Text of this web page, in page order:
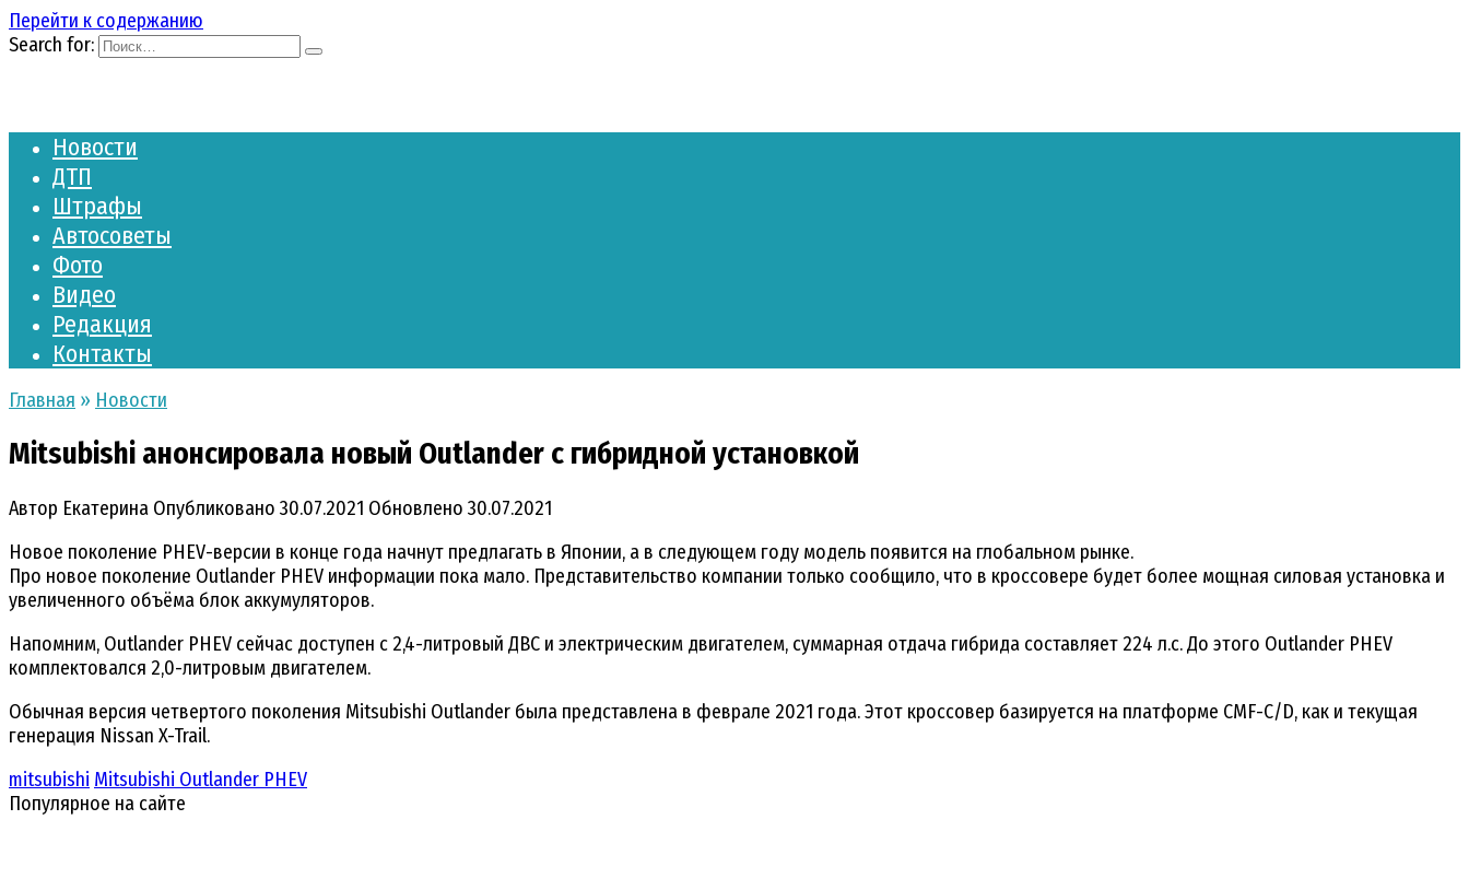
Перейти к содержанию
Search for:
Новости
ДТП
Штрафы
Автосоветы
Фото
Видео
Редакция
Контакты
Главная » Новости
Mitsubishi анонсировала новый Outlander с гибридной установкой
Автор Екатерина Опубликовано 30.07.2021 Обновлено 30.07.2021
Новое поколение PHEV-версии в конце года начнут предлагать в Японии, а в следующем году модель появится на глобальном рынке.
Про новое поколение Outlander PHEV информации пока мало. Представительство компании только сообщило, что в кроссовере будет более мощная силовая установка и
увеличенного объёма блок аккумуляторов.
Напомним, Outlander PHEV сейчас доступен с 2,4-литровый ДВС и электрическим двигателем, суммарная отдача гибрида составляет 224 л.с. До этого Outlander PHEV
комплектовался 2,0-литровым двигателем.
Обычная версия четвертого поколения Mitsubishi Outlander была представлена в феврале 2021 года. Этот кроссовер базируется на платформе CMF-С/D, как и текущая
генерация Nissan X-Trail.
mitsubishi Mitsubishi Outlander PHEV
Популярное на сайте